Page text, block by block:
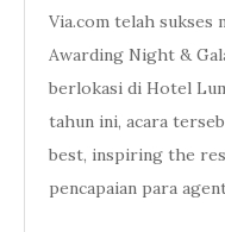
Via.com telah sukses
Awarding Night &
berlokasi di Hotel
tahun ini, acara
best, inspiring the
pencapaian para